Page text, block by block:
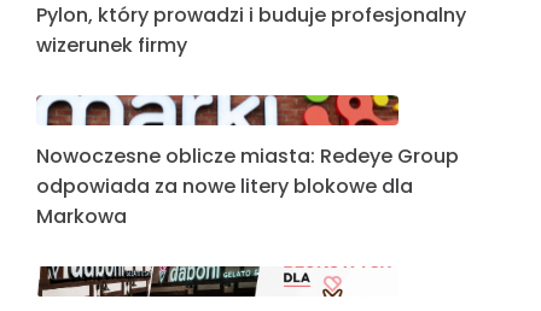
Pylon, który prowadzi i buduje profesjonalny
wizerunek firmy
Nowoczesne oblicze miasta: Redeye Group
odpowiada za nowe litery blokowe dla
Markowa